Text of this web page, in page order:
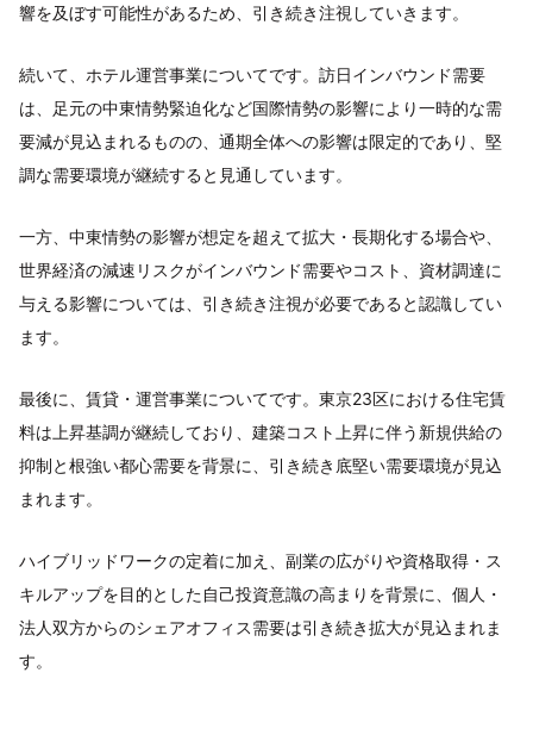
響を及ぼす可能性があるため、引き続き注視していきます。
続いて、ホテル運営事業についてです。訪日インバウンド需要
は、足元の中東情勢緊迫化など国際情勢の影響により一時的な需
要減が見込まれるものの、通期全体への影響は限定的であり、堅
調な需要環境が継続すると見通しています。
一方、中東情勢の影響が想定を超えて拡大・長期化する場合や、
世界経済の減速リスクがインバウンド需要やコスト、資材調達に
与える影響については、引き続き注視が必要であると認識してい
ます。
最後に、賃貸・運営事業についてです。東京23区における住宅賃
料は上昇基調が継続しており、建築コスト上昇に伴う新規供給の
抑制と根強い都心需要を背景に、引き続き底堅い需要環境が見込
まれます。
ハイブリッドワークの定着に加え、副業の広がりや資格取得・ス
キルアップを目的とした自己投資意識の高まりを背景に、個人・
法人双方からのシェアオフィス需要は引き続き拡大が見込まれま
す。